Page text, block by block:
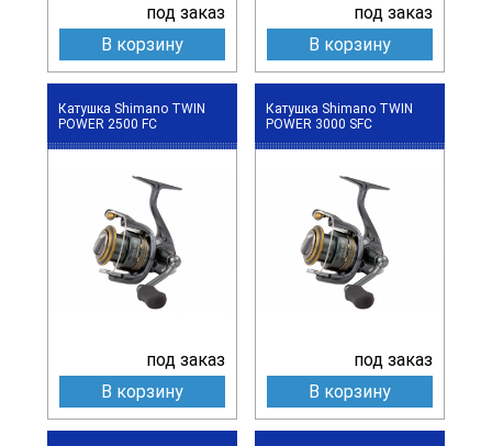
под заказ
В корзину
под заказ
В корзину
Катушка Shimano TWIN
POWER 2500 FC
под заказ
В корзину
Катушка Shimano TWIN
POWER 3000 SFC
под заказ
В корзину